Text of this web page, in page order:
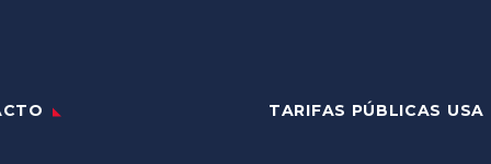
TARIFAS PÚBLICAS USA